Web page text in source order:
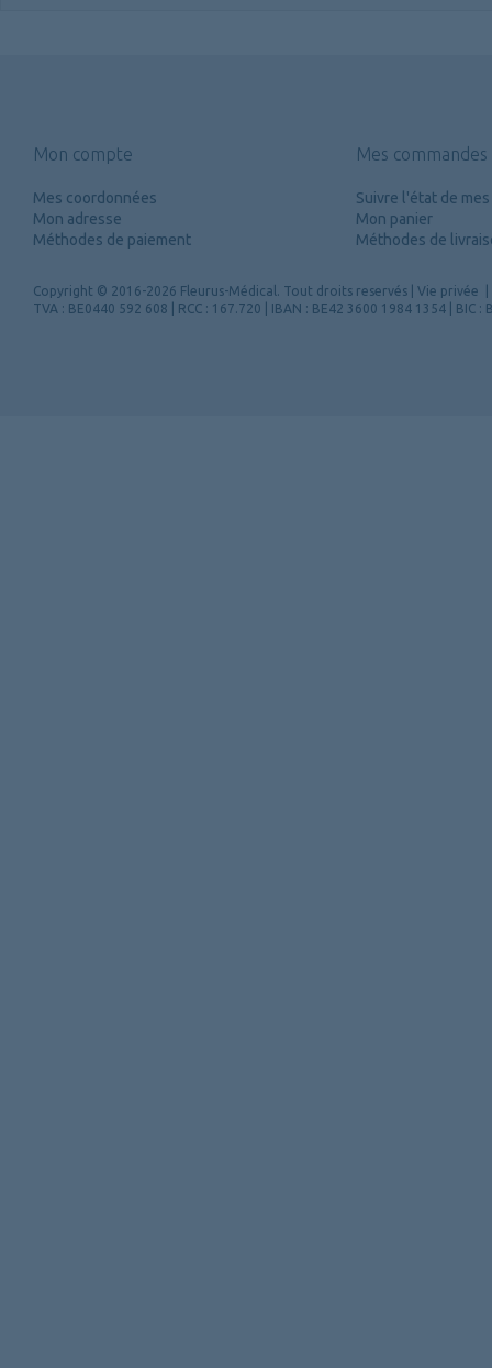
Mon compte
Mes coordonnées
Mon adresse
Méthodes de paiement
Mes commandes
Suivre l'état de
Mon panier
Méthodes de
Copyright © 2016-2026 Fleurus-Médical. Tout droits reservés Vie privée
TVA : BE0440 592 608 | RCC : 167.720 | IBAN : BE42 3600 1984 1354 | BIC :